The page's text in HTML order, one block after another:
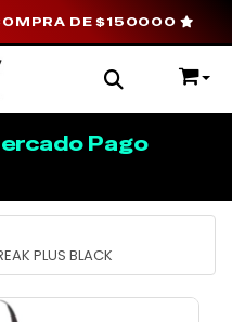
DE $150000
Pago
PLUS BLACK